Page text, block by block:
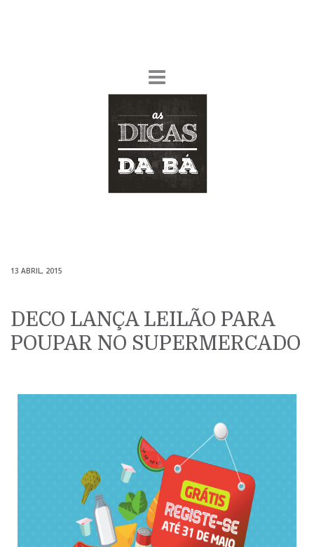
13 ABRIL, 2015
DECO LANÇA LEILÃO PARA
POUPAR NO SUPERMERCADO